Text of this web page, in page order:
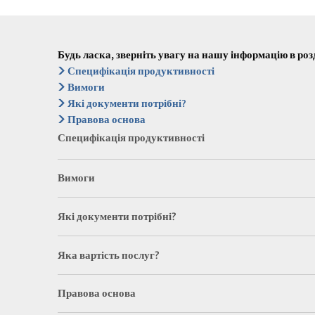
Будь ласка, зверніть увагу на нашу інформацію в
Специфікація продуктивності
Вимоги
Які документи потрібні?
Правова основа
Специфікація продуктивності
Вимоги
Які документи потрібні?
Яка вартість послуг?
Правова основа